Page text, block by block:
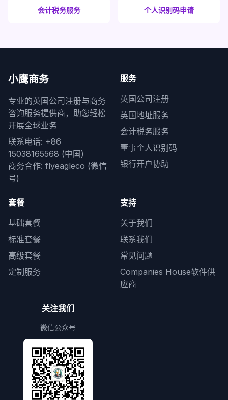
会计税务服务 个人识别码申请
小鹰商务
专业的英国公司注册与商务
咨询服务提供商，助您轻松
开展全球业务
联系电话: +86
15038165568 (中国)
商务合作: flyeagleco (微信
号)
服务
英国公司注册
英国地址服务
会计税务服务
董事个人识别码
银行开户协助
套餐
基础套餐
标准套餐
高级套餐
定制服务
支持
关于我们
联系我们
常见问题
Companies House软件供
应商
关注我们
微信公众号